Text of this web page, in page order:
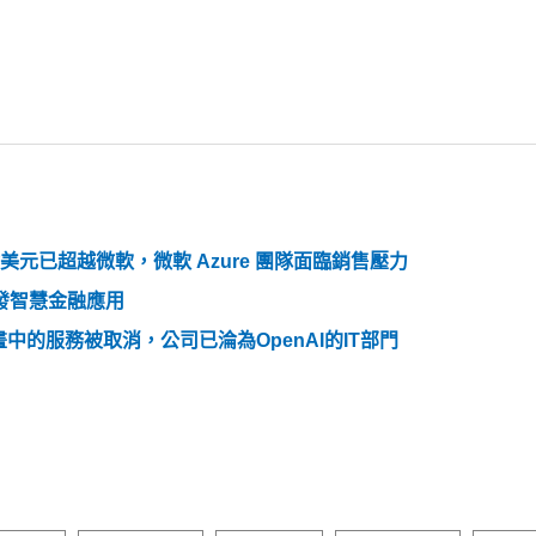
元已超越微軟，微軟 Azure 團隊面臨銷售壓力
慧金融應用
的服務被取消，公司已淪為OpenAI的IT部門